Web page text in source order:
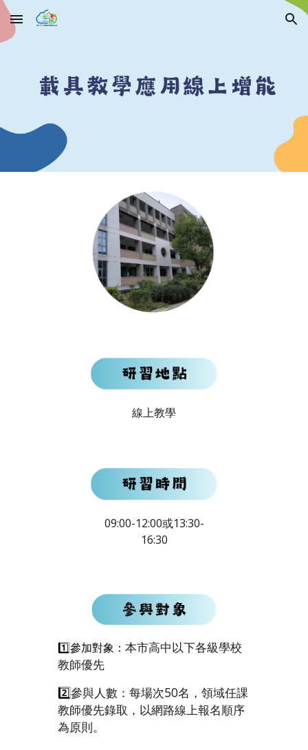
Skip to main content Skip to navigation
線上教學
09:00-12:00或13:30-
16:30
1️⃣參加對象：本市高中以下各級學校
教師優先
2️⃣參與人數：每場次50名，領域任課
教師優先錄取，以網路線上報名順序
為原則。